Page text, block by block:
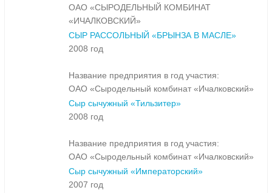
ОАО «СЫРОДЕЛЬНЫЙ КОМБИНАТ
«ИЧАЛКОВСКИЙ»
СЫР РАССОЛЬНЫЙ «БРЫНЗА В МАСЛЕ»
2008 год
Название предприятия в год участия:
ОАО «Сыродельный комбинат «Ичалковский»
Сыр сычужный «Тильзитер»
2008 год
Название предприятия в год участия:
ОАО «Сыродельный комбинат «Ичалковский»
Сыр сычужный «Императорский»
2007 год